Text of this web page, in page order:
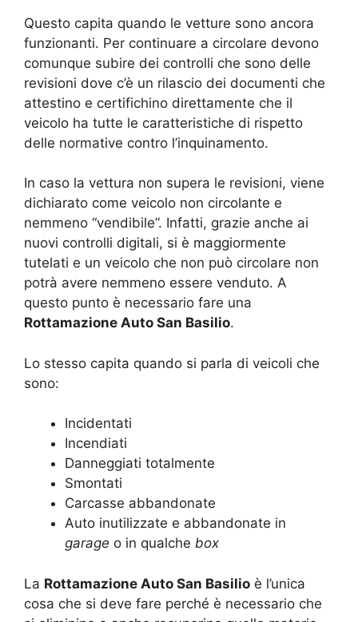
Questo capita quando le vetture sono ancora
funzionanti. Per continuare a circolare devono
comunque subire dei controlli che sono delle
revisioni dove c’è un rilascio dei documenti che
attestino e certifichino direttamente che il
veicolo ha tutte le caratteristiche di rispetto
delle normative contro l’inquinamento.
In caso la vettura non supera le revisioni, viene
dichiarato come veicolo non circolante e
nemmeno “vendibile”. Infatti, grazie anche ai
nuovi controlli digitali, si è maggiormente
tutelati e un veicolo che non può circolare non
potrà avere nemmeno essere venduto. A
questo punto è necessario fare una
Rottamazione Auto San Basilio.
Lo stesso capita quando si parla di veicoli che
sono:
Incidentati
Incendiati
Danneggiati totalmente
Smontati
Carcasse abbandonate
Auto inutilizzate e abbandonate in
garage o in qualche box
La Rottamazione Auto San Basilio è l’unica
cosa che si deve fare perché è necessario che